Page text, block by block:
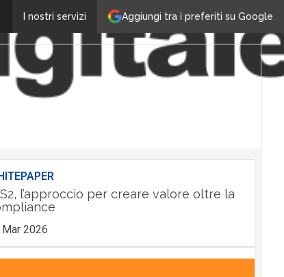
Aggiungi tra i preferiti su Google
I nostri servizi
l’approccio per creare valore oltre la
2026